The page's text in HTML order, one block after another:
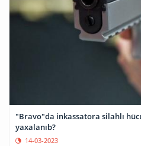
"Bravo"da inkassatora silahlı
yaxalanıb?
14-03-2023